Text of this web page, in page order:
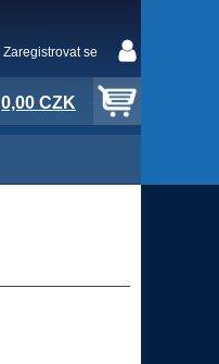
Zaregistrovat se
0,00 CZK